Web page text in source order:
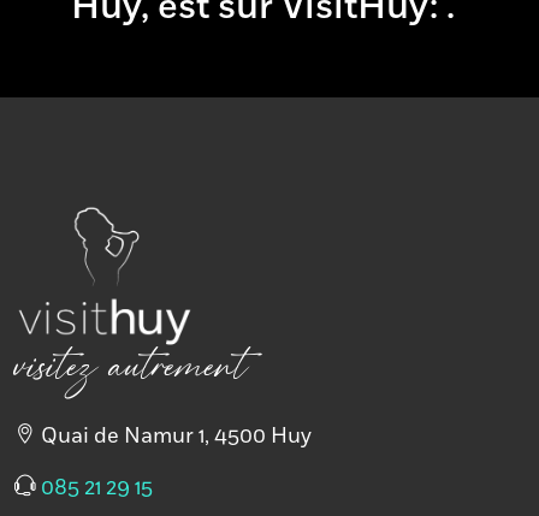
visitez autrement
Quai de Namur 1, 4500 Huy